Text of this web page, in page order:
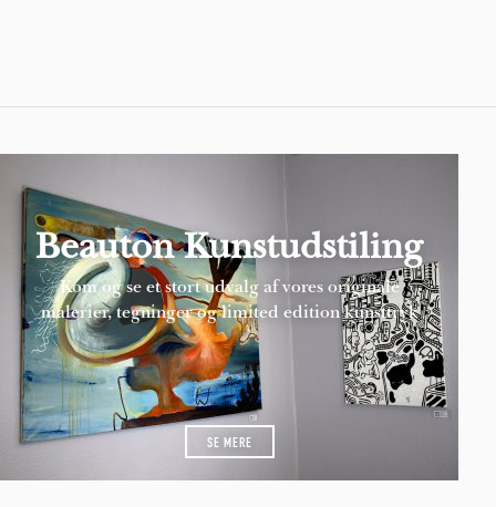
Beauton Kunstudstiling
Kom og se et stort udvalg af vores originale
malerier, tegninger og limited edition kunsttryk
SE MERE